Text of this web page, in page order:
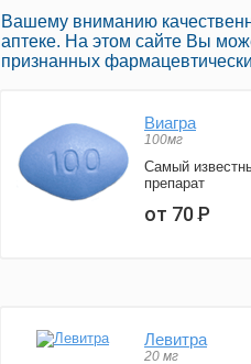
Вашему вниманию
аптеке. На этом сайте Вы
признанных
Виагра
100мг
Самый
препарат
от 70Р
Левитра
20 мг